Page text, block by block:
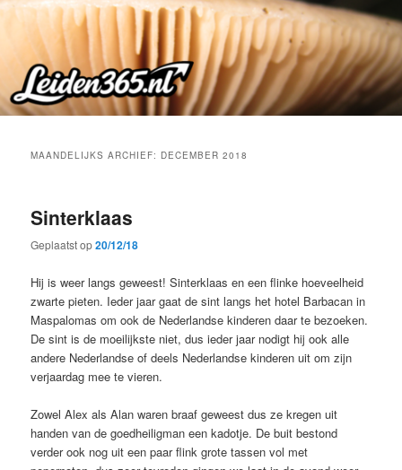
Spring
primaire
inhoud
Spring
secundaire
inhoud
MAANDELIJKS ARCHIEF: DECEMBER 2018
Sinterklaas
Geplaatst op20/12/18
Hij is weer langs geweest! Sinterklaas en een flinke hoeveelheid
zwarte pieten. Ieder jaar gaat de sint langs het hotel Barbacan in
Maspalomas om ook de Nederlandse kinderen daar te bezoeken.
De sint is de moeilijkste niet, dus ieder jaar nodigt hij ook alle
andere Nederlandse of deels Nederlandse kinderen uit om zijn
verjaardag mee te vieren.
Zowel Alex als Alan waren braaf geweest dus ze kregen uit
handen van de goedheiligman een kadotje. De buit bestond
verder ook nog uit een paar flink grote tassen vol met